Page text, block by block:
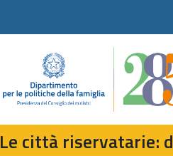
Le città riservatarie: